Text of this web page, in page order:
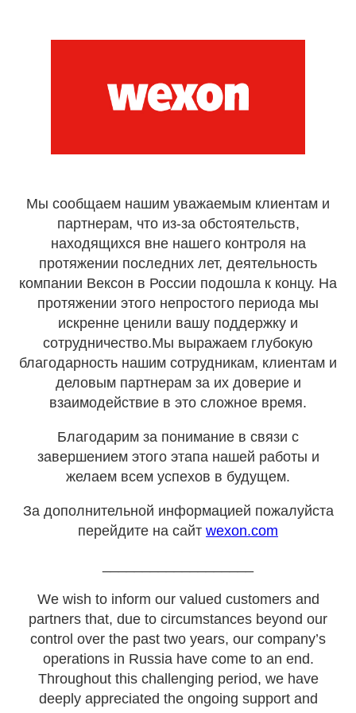
Мы сообщаем нашим уважаемым клиентам и
партнерам, что из-за обстоятельств,
находящихся вне нашего контроля на
протяжении последних лет, деятельность
компании Вексон в России подошла к концу. На
протяжении этого непростого периода мы
искренне ценили вашу поддержку и
сотрудничество.Мы выражаем глубокую
благодарность нашим сотрудникам, клиентам и
деловым партнерам за их доверие и
взаимодействие в это сложное время.
Благодарим за понимание в связи с
завершением этого этапа нашей работы и
желаем всем успехов в будущем.
За дополнительной информацией пожалуйста
перейдите на сайт wexon.com
We wish to inform our valued customers and
partners that, due to circumstances beyond our
control over the past two years, our company’s
operations in Russia have come to an end.
Throughout this challenging period, we have
deeply appreciated the ongoing support and